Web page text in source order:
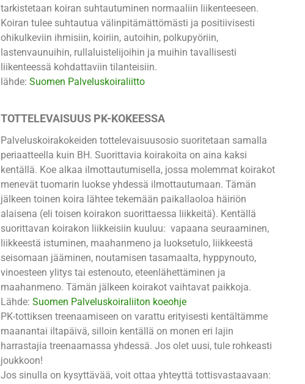
tarkistetaan koiran suhtautuminen normaaliin liikenteeseen.
Koiran tulee suhtautua välinpitämättömästi ja positiivisesti
ohikulkeviin ihmisiin, koiriin, autoihin, polkupyöriin,
lastenvaunuihin, rullaluistelijoihin ja muihin tavallisesti
liikenteessä kohdattaviin tilanteisiin.
lähde: Suomen Palveluskoiraliitto
TOTTELEVAISUUS PK-KOKEESSA
Palveluskoirakokeiden tottelevaisuusosio suoritetaan samalla
periaatteella kuin BH. Suorittavia koirakoita on aina kaksi
kentällä. Koe alkaa ilmottautumisella, jossa molemmat koirakot
menevät tuomarin luokse yhdessä ilmottautumaan. Tämän
jälkeen toinen koira lähtee tekemään paikallaoloa häiriön
alaisena (eli toisen koirakon suorittaessa liikkeitä). Kentällä
suorittavan koirakon liikkeisiin kuuluu: vapaana seuraaminen,
liikkeestä istuminen, maahanmeno ja luoksetulo, liikkeestä
seisomaan jääminen, noutamisen tasamaalta, hyppynouto,
vinoesteen ylitys tai estenouto, eteenlähettäminen ja
maahanmeno. Tämän jälkeen koirakot vaihtavat paikkoja.
Lähde: Suomen Palveluskoiraliiton koeohje
PK-tottiksen treenaamiseen on varattu erityisesti kentältämme
maanantai iltapäivä, silloin kentällä on monen eri lajin
harrastajia treenaamassa yhdessä. Jos olet uusi, tule rohkeasti
joukkoon!
Jos sinulla on kysyttävää, voit ottaa yhteyttä tottisvastaavaan: